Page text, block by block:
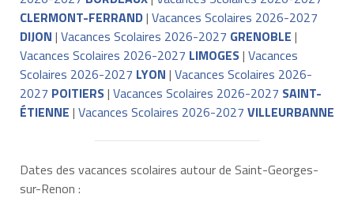
CLERMONT-FERRAND| Vacances Scolaires 2026-2027
DIJON | Vacances Scolaires 2026-2027 GRENOBLE |
Vacances Scolaires 2026-2027 LIMOGES| Vacances
Scolaires 2026-2027 LYON | Vacances Scolaires 2026-
2027 POITIERS| Vacances Scolaires 2026-2027 SAINT-
ÉTIENNE | Vacances Scolaires 2026-2027 VILLEURBANNE
Dates des vacances scolaires autour de Saint-Georges-
sur-Renon :